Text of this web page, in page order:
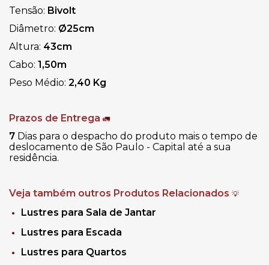
Tensão: Bivolt
Diâmetro: Ø25cm
Altura: 43cm
Cabo: 1,50m
Peso Médio: 2,40 Kg
Prazos de Entrega 🚛
7 Dias para o despacho do produto mais o tempo de
deslocamento de São Paulo - Capital até a sua
residência.
Veja também outros Produtos Relacionados 💡
Lustres para Sala de Jantar
Lustres para Escada
Lustres para Quartos